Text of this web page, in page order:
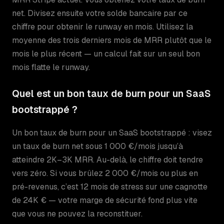
net. Divisez ensuite votre solde bancaire par ce
chiffre pour obtenir le runway en mois. Utilisez la
moyenne des trois derniers mois de MRR plutôt que le
mois le plus récent — un calcul fait sur un seul bon
mois flatte le runway.
Quel est un bon taux de burn pour un SaaS
bootstrappé ?
Un bon taux de burn pour un SaaS bootstrappé : visez
un taux de burn net sous 1 000 €/mois jusqu’à
atteindre 2K–3K MRR. Au-delà, le chiffre doit tendre
vers zéro. Si vous brûlez 2 000 €/mois ou plus en
pré-revenus, c’est 12 mois de stress sur une cagnotte
de 24K € — votre marge de sécurité fond plus vite
que vous ne pouvez la reconstituer.